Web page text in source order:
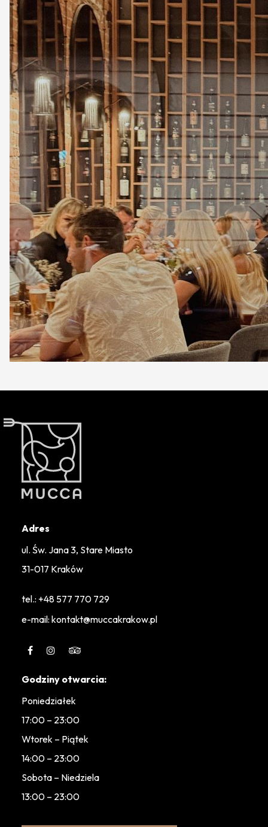
Adres
ul. Św. Jana 3, Stare Miasto
31-017 Kraków
tel.: +48 577 770 729
e-mail: kontakt@muccakrakow.pl
Godziny otwarcia:
Poniedziałek
17:00 – 23:00
Wtorek – Piątek
14:00 – 23:00
Sobota – Niedziela
13:00 – 23:00